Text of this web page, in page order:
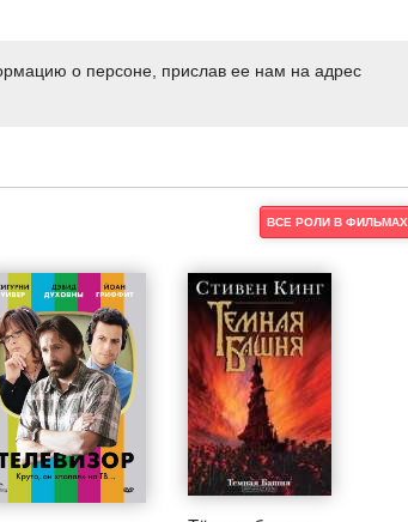
о персоне, прислав ее нам на адрес
ВСЕ РОЛИ В ФИЛЬМАХ